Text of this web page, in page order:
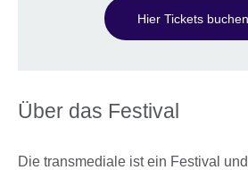
Hier Tickets buchen
Über das Festival
Die transmediale ist ein Festival